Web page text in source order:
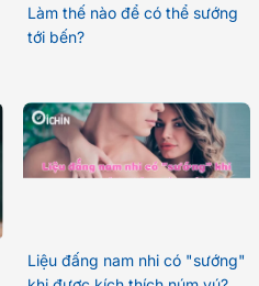
Làm thế nào để có thể sướng
tới bến?
Liệu đấng nam nhi có "sướng"